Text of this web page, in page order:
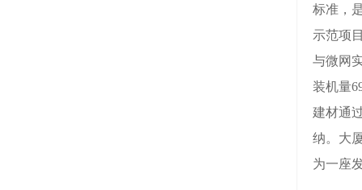
标准，
示范项
与微网
装机量
建材通
纳。大
为一座